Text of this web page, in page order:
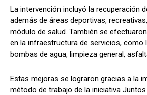
La intervención incluyó la recuperación
además de áreas deportivas,
módulo de salud. También se
en la infraestructura de servicios, como
bombas de agua, limpieza general,
Estas mejoras se lograron gracias a la
método de trabajo de la iniciativa